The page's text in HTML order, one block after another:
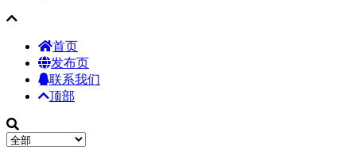
首页
发布页
联系我们
顶部